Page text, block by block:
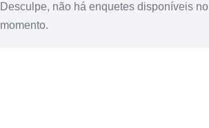
Desculpe, não há enquetes disponíveis no
momento.